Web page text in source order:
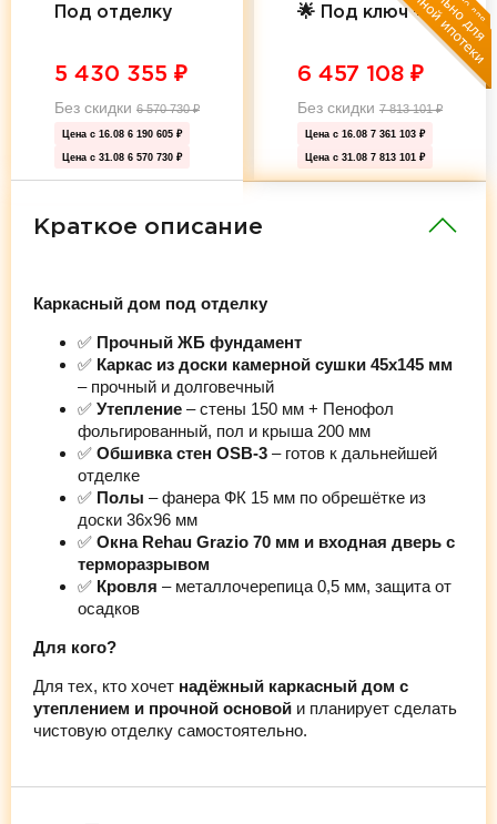
Под отделку
5 430 355 ₽
Без скидки 6 570 730₽
Цена с 16.08 6 190 605 ₽
Цена с 31.08 6 570 730 ₽
🌟 Под ключ 🌟
6 457 108 ₽
Без скидки 7 813 101₽
Цена с 16.08 7 361 103 ₽
Цена с 31.08 7 813 101 ₽
Краткое описание
Каркасный дом под отделку
✅ Прочный ЖБ фундамент
✅ Каркас из доски камерной сушки 45х145 мм
– прочный и долговечный
✅ Утепление – стены 150 мм + Пенофол
фольгированный, пол и крыша 200 мм
✅ Обшивка стен OSB-3 – готов к дальнейшей
отделке
✅ Полы – фанера ФК 15 мм по обрешётке из
доски 36х96 мм
✅ Окна Rehau Grazio 70 мм и входная дверь с
терморазрывом
✅ Кровля – металлочерепица 0,5 мм, защита от
осадков
Для кого?
Для тех, кто хочет надёжный каркасный дом с
утеплением и прочной основой и планирует сделать
чистовую отделку самостоятельно.